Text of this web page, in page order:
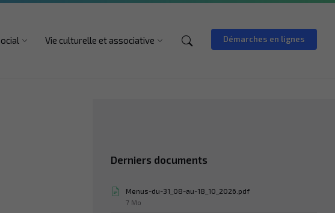
Vie culturelle et associative Démarches en lignes
Derniers documents
Menus-du-31_08-au-18_10_2026.pdf
Taille
7 Mo